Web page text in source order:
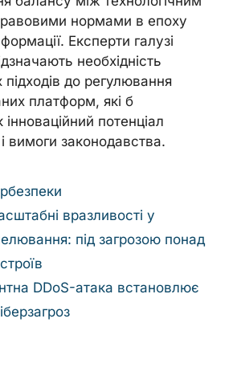
нормами в епоху
Експерти галузі
необхідність
до регулювання
платформ, які б
потенціал
вимоги законодавства.
вразливості у
під загрозою понад
DDoS-атака встановлює